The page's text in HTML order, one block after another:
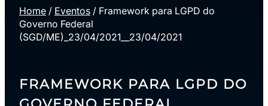
Home / Eventos / Framework para LGPD do
Governo Federal
(SGD/ME)_23/04/2021__23/04/2021
FRAMEWORK PARA LGPD DO